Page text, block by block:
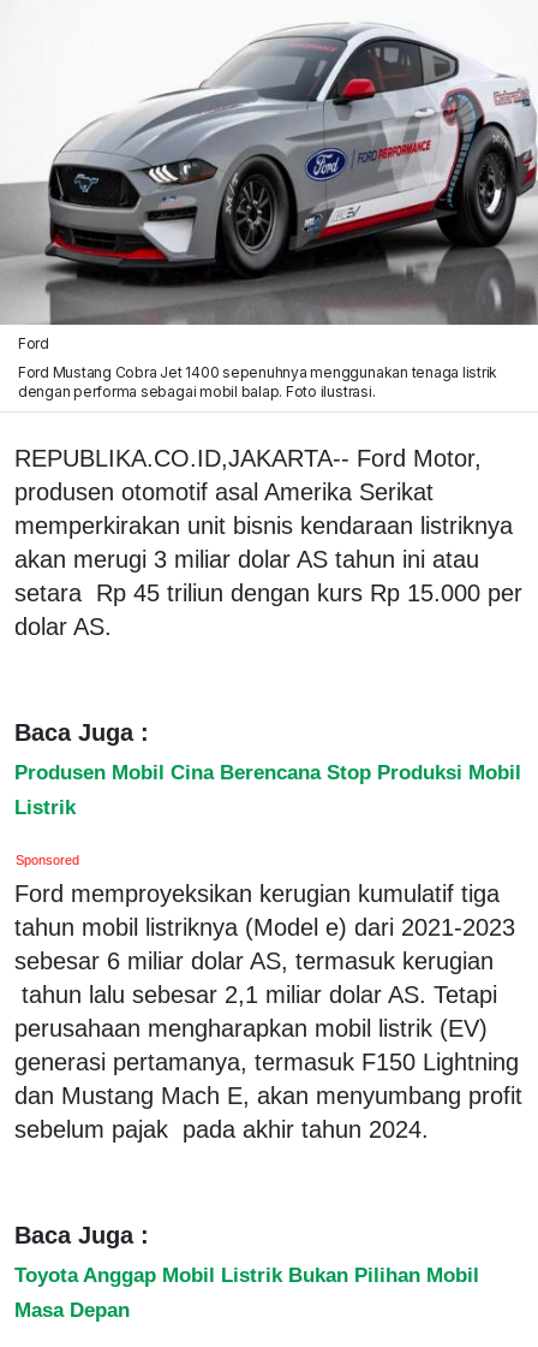
Ford
Ford Mustang Cobra Jet 1400 sepenuhnya menggunakan tenaga listrik
dengan performa sebagai mobil balap. Foto ilustrasi.
REPUBLIKA.CO.ID,JAKARTA-- Ford Motor,
produsen otomotif asal Amerika Serikat
memperkirakan unit bisnis kendaraan listriknya
akan merugi 3 miliar dolar AS tahun ini atau
setara Rp 45 triliun dengan kurs Rp 15.000 per
dolar AS.
Baca Juga :
Produsen Mobil Cina Berencana Stop Produksi Mobil
Listrik
Sponsored
Ford memproyeksikan kerugian kumulatif tiga
tahun mobil listriknya (Model e) dari 2021-2023
sebesar 6 miliar dolar AS, termasuk kerugian
tahun lalu sebesar 2,1 miliar dolar AS. Tetapi
perusahaan mengharapkan mobil listrik (EV)
generasi pertamanya, termasuk F150 Lightning
dan Mustang Mach E, akan menyumbang profit
sebelum pajak pada akhir tahun 2024.
Baca Juga :
Toyota Anggap Mobil Listrik Bukan Pilihan Mobil
Masa Depan